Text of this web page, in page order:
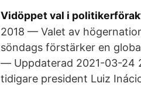
Vidöppet val i
2018 — Valet av
söndags förstärker en
— Uppdaterad 2021-03-24
tidigare president Luiz